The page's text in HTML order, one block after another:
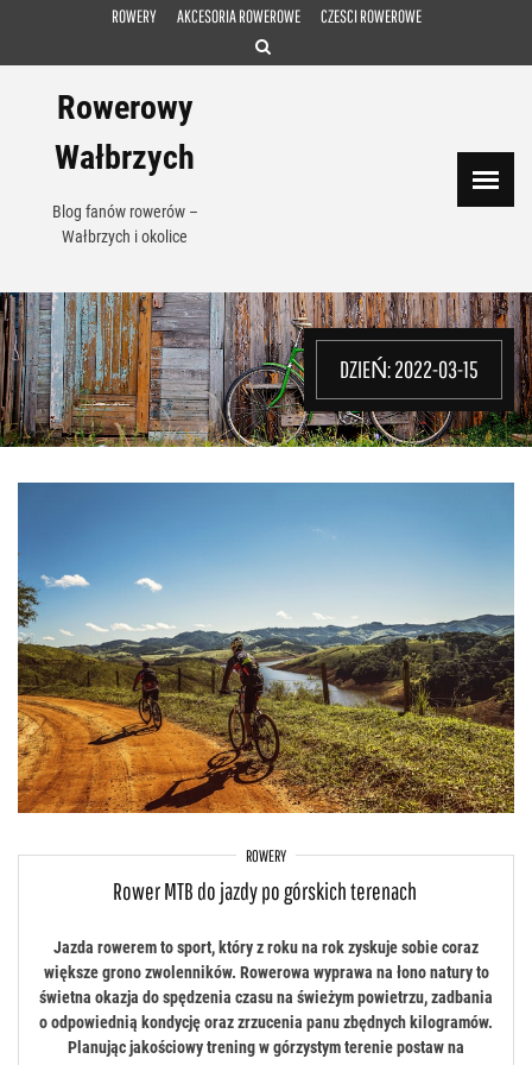
ROWERY AKCESORIA ROWEROWE CZESCI ROWEROWE
Rowerowy
Wałbrzych
Blog fanów rowerów –
Wałbrzych i okolice
DZIEŃ:2022-03-15
ROWERY
Rower MTB do jazdy po górskich terenach
Jazda rowerem to sport, który z roku na rok zyskuje sobie coraz
większe grono zwolenników. Rowerowa wyprawa na łono natury to
świetna okazja do spędzenia czasu na świeżym powietrzu, zadbania
o odpowiednią kondycję oraz zrzucenia panu zbędnych kilogramów.
Planując jakościowy trening w górzystym terenie postaw na